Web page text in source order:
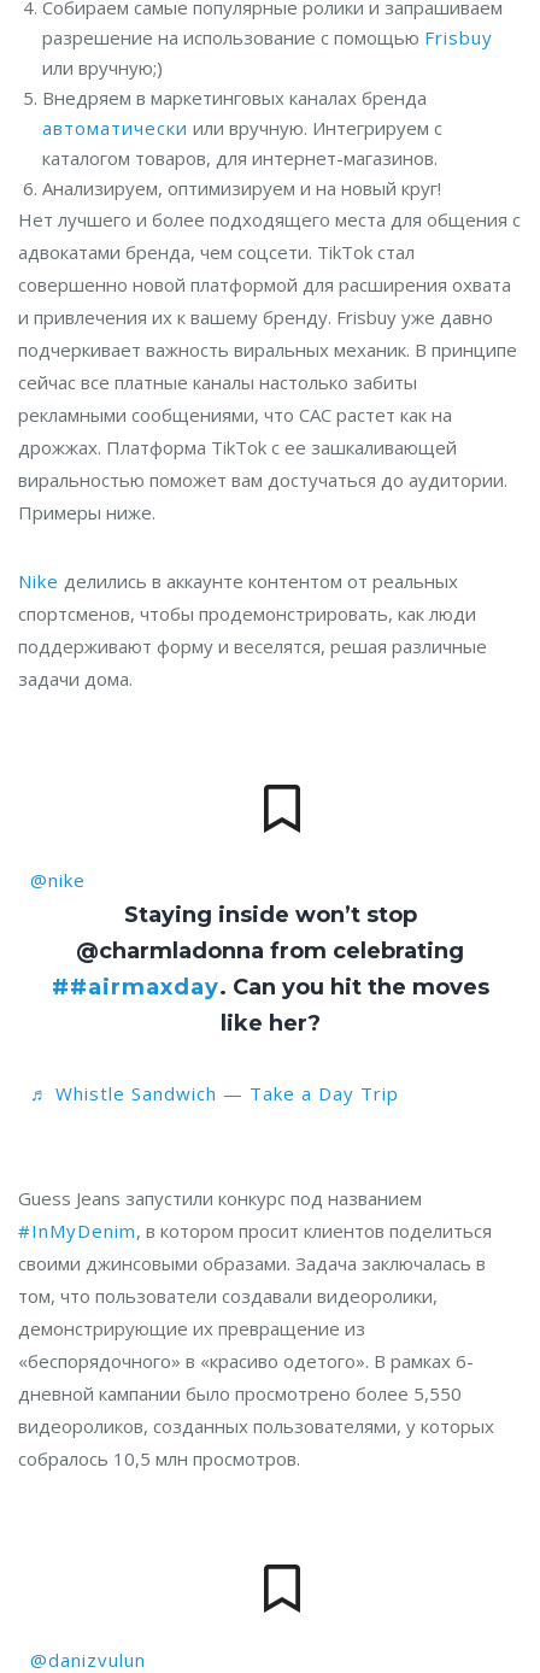
Собираем самые популярные ролики и запрашиваем
разрешение на использование с помощью Frisbuy
или вручную;)
Внедряем в маркетинговых каналах бренда
автоматически или вручную. Интегрируем с
каталогом товаров, для интернет-магазинов.
Анализируем, оптимизируем и на новый круг!
Нет лучшего и более подходящего места для общения с
адвокатами бренда, чем соцсети. TikTok стал
совершенно новой платформой для расширения охвата
и привлечения их к вашему бренду. Frisbuy уже давно
подчеркивает важность виральных механик. В принципе
сейчас все платные каналы настолько забиты
рекламными сообщениями, что CAC растет как на
дрожжах. Платформа TikTok с ее зашкаливающей
виральностью поможет вам достучаться до аудитории.
Примеры ниже.
Nike делились в аккаунте контентом от реальных
спортсменов, чтобы продемонстрировать, как люди
поддерживают форму и веселятся, решая различные
задачи дома.
@nike
Staying inside won’t stop
@charmladonna from celebrating
##airmaxday. Can you hit the moves
like her?
♬ Whistle Sandwich — Take a Day Trip
Guess Jeans запустили конкурс под названием
#InMyDenim, в котором просит клиентов поделиться
своими джинсовыми образами. Задача заключалась в
том, что пользователи создавали видеоролики,
демонстрирующие их превращение из
«беспорядочного» в «красиво одетого». В рамках 6-
дневной кампании было просмотрено более 5,550
видеороликов, созданных пользователями, у которых
собралось 10,5 млн просмотров.
@danizvulun